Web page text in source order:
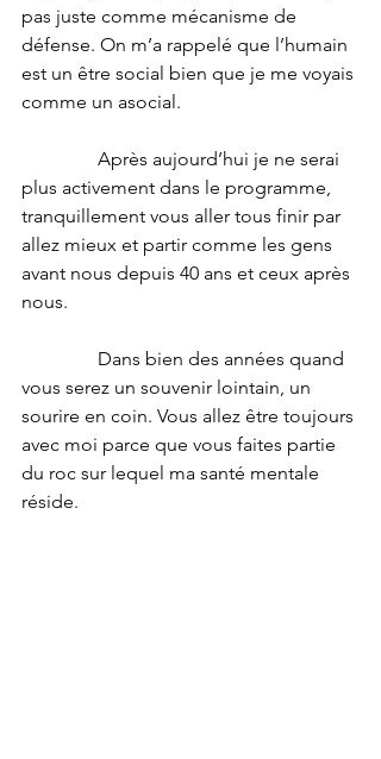
pas juste comme mécanisme de
défense. On m’a rappelé que l’humain
est un être social bien que je me voyais
comme un asocial.
Après aujourd’hui je ne serai
plus activement dans le programme,
tranquillement vous aller tous finir par
allez mieux et partir comme les gens
avant nous depuis 40 ans et ceux après
nous.
Dans bien des années quand
vous serez un souvenir lointain, un
sourire en coin. Vous allez être toujours
avec moi parce que vous faites partie
du roc sur lequel ma santé mentale
réside.